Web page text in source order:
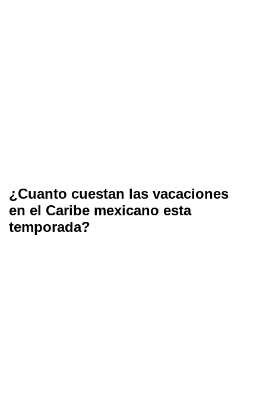
¿Cuanto cuestan las vacaciones
en el Caribe mexicano esta
temporada?